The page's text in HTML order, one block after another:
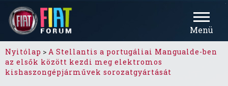
Menü
Nyitólap > A Stellantis a portugáliai Mangualde-ben
az elsők között kezdi meg elektromos
kishaszongépjárművek sorozatgyártását